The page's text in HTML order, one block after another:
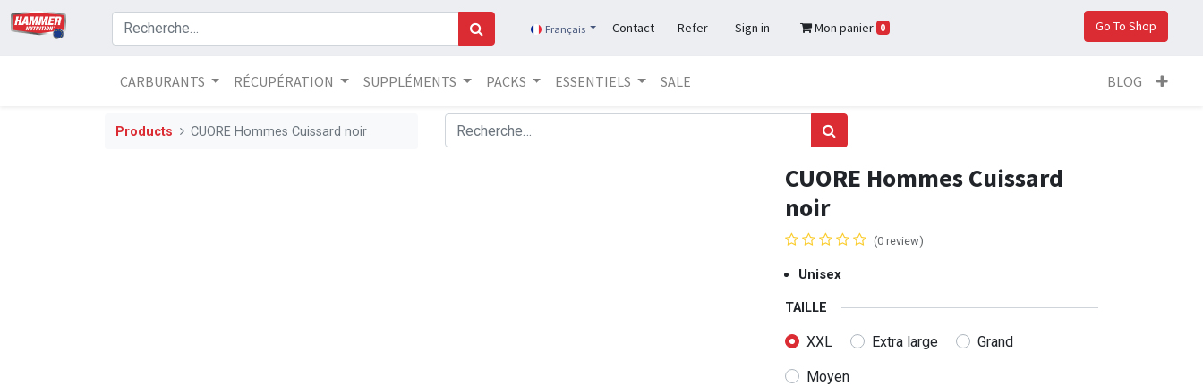
Français Contact Refer Sign in Mon panier 0 Go To Shop
CARBURANTS RÉCUPÉRATION SUPPLÉMENTS PACKS ESSENTIELS SALE BLOG
Products CUORE Hommes Cuissard noir
CUORE Hommes Cuissard
noir
(0 review)
Unisex
TAILLE
XXL Extra large Grand
Moyen